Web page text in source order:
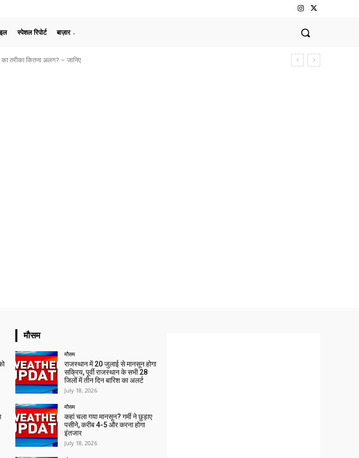
स्पेशल रिपोर्ट बाज़ार
तरीका कितना अलग? – जानिए
मौसम
मौसम
राजस्थान में 20 जुलाई से मानसून होगा
सक्रिय, पूर्वी राजस्थान के सभी 28
जिलों में तीन दिन बारिश का अलर्ट
July 18, 2026
मौसम
कहां चला गया मानसून? गर्मी ने छुड़ाए
पसीने, करीब 4-5 और करना होगा
इंतजार
July 18, 2026